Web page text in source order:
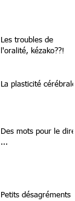
Les troubles de
l'oralité, kézako??!
La plasticité cérébrale
Des mots pour le dire
...
Petits désagréments ..